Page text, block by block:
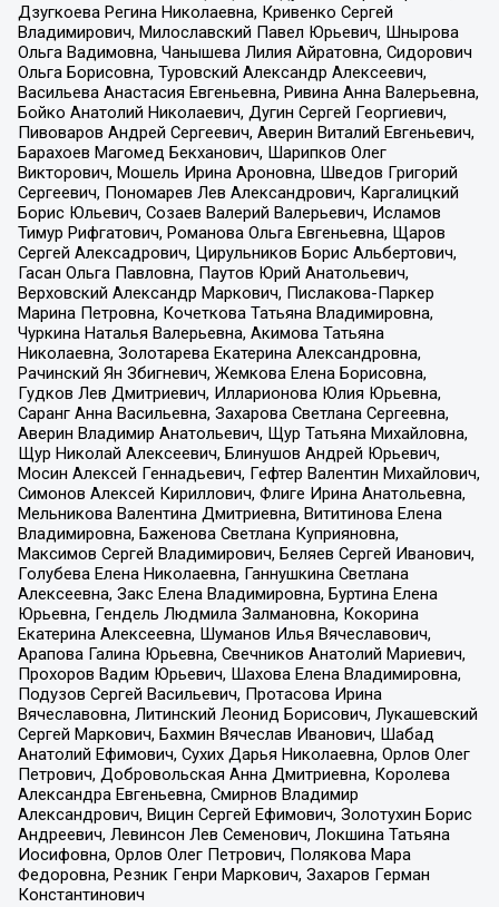
Дзугкоева Регина Николаевна, Кривенко Сергей
Владимирович, Милославский Павел Юрьевич, Шнырова
Ольга Вадимовна, Чанышева Лилия Айратовна, Сидорович
Ольга Борисовна, Туровский Александр Алексеевич,
Васильева Анастасия Евгеньевна, Ривина Анна Валерьевна,
Бойко Анатолий Николаевич, Дугин Сергей Георгиевич,
Пивоваров Андрей Сергеевич, Аверин Виталий Евгеньевич,
Барахоев Магомед Бекханович, Шарипков Олег
Викторович, Мошель Ирина Ароновна, Шведов Григорий
Сергеевич, Пономарев Лев Александрович, Каргалицкий
Борис Юльевич, Созаев Валерий Валерьевич, Исламов
Тимур Рифгатович, Романова Ольга Евгеньевна, Щаров
Сергей Алексадрович, Цирульников Борис Альбертович,
Гасан Ольга Павловна, Паутов Юрий Анатольевич,
Верховский Александр Маркович, Пислакова-Паркер
Марина Петровна, Кочеткова Татьяна Владимировна,
Чуркина Наталья Валерьевна, Акимова Татьяна
Николаевна, Золотарева Екатерина Александровна,
Рачинский Ян Збигневич, Жемкова Елена Борисовна,
Гудков Лев Дмитриевич, Илларионова Юлия Юрьевна,
Саранг Анна Васильевна, Захарова Светлана Сергеевна,
Аверин Владимир Анатольевич, Щур Татьяна Михайловна,
Щур Николай Алексеевич, Блинушов Андрей Юрьевич,
Мосин Алексей Геннадьевич, Гефтер Валентин Михайлович,
Симонов Алексей Кириллович, Флиге Ирина Анатольевна,
Мельникова Валентина Дмитриевна, Вититинова Елена
Владимировна, Баженова Светлана Куприяновна,
Максимов Сергей Владимирович, Беляев Сергей Иванович,
Голубева Елена Николаевна, Ганнушкина Светлана
Алексеевна, Закс Елена Владимировна, Буртина Елена
Юрьевна, Гендель Людмила Залмановна, Кокорина
Екатерина Алексеевна, Шуманов Илья Вячеславович,
Арапова Галина Юрьевна, Свечников Анатолий Мариевич,
Прохоров Вадим Юрьевич, Шахова Елена Владимировна,
Подузов Сергей Васильевич, Протасова Ирина
Вячеславовна, Литинский Леонид Борисович, Лукашевский
Сергей Маркович, Бахмин Вячеслав Иванович, Шабад
Анатолий Ефимович, Сухих Дарья Николаевна, Орлов Олег
Петрович, Добровольская Анна Дмитриевна, Королева
Александра Евгеньевна, Смирнов Владимир
Александрович, Вицин Сергей Ефимович, Золотухин Борис
Андреевич, Левинсон Лев Семенович, Локшина Татьяна
Иосифовна, Орлов Олег Петрович, Полякова Мара
Федоровна, Резник Генри Маркович, Захаров Герман
Константинович